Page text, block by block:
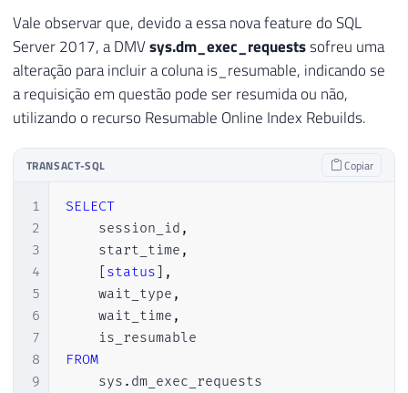
Vale observar que, devido a essa nova feature do SQL
Server 2017, a DMVsys.dm_exec_requestssofreu uma
alteração para incluir a coluna is_resumable, indicando se
a requisição em questão pode ser resumida ou não,
utilizando o recurso Resumable Online Index Rebuilds.
TRANSACT-SQL Copiar
1
2
3
4
5
6
7
8
9
SELECT
    session_id
,
    start_time
,
[status] ,
    wait_type
,
    wait_time
,
FROM
    sys
.